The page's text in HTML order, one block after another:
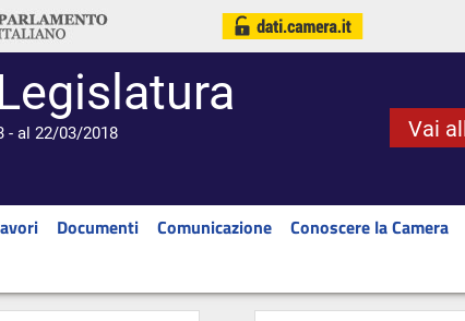
- al 22/03/2018 Vai
Documenti Comunicazione Conoscere la Camera